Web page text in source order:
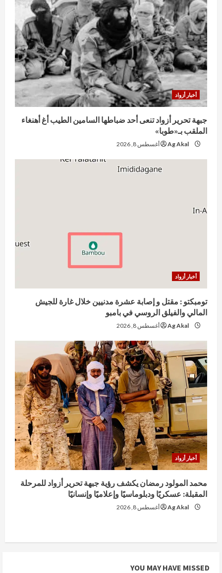
أخبار أزواد
جبهة تحرير أزواد تنعى أحد ضباطها السامين الطيب أغ أهنغاء
الملقب بـ«طوبا»
Ag Akal أغسطس 8, 2026
أخبار أزواد
تومبكتو : مقتل و إصابة عشرة مدنيين خلال غارة للجيش
المالي والفيلق الروسي في بامبو
Ag Akal أغسطس 8, 2026
أخبار أزواد
محمد المولود رمضان يكشف رؤية جبهة تحرير أزواد للمرحلة
المقبلة: عسكريًا ودبلوماسيًا وإعلاميًا وإنسانيًا
Ag Akal أغسطس 8, 2026
YOU MAY HAVE MISSED